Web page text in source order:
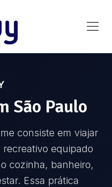
São Paulo
consiste em viajar
equipado
cozinha, banheiro,
Essa prática